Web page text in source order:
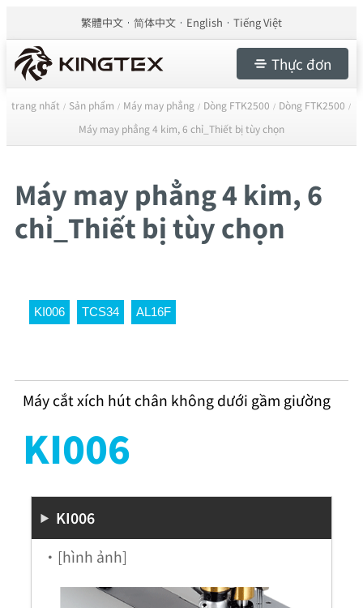
繁體中文 简体中文 English Tiếng Việt
Thực đơn
trang nhất / Sản phẩm / Máy may phẳng / Dòng FTK2500 / Dòng FTK2500 /
Máy may phẳng 4 kim, 6 chỉ_Thiết bị tùy chọn
Máy may phẳng 4 kim, 6
chỉ_Thiết bị tùy chọn
KI006 TCS34 AL16F
Máy cắt xích hút chân không dưới gầm giường
KI006
KI006
・[hình ảnh]